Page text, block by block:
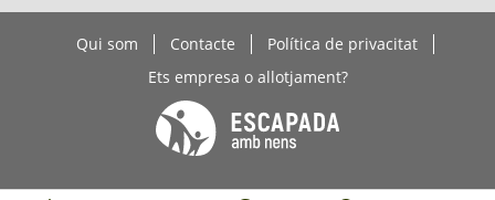
Qui som Contacte
Política de privacitat
Ets empresa o allotjament?